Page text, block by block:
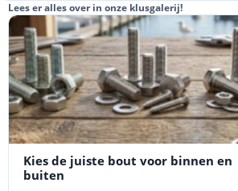
Lees er alles over in onze klusgalerij!
Kies de juiste bout voor binnen en
buiten